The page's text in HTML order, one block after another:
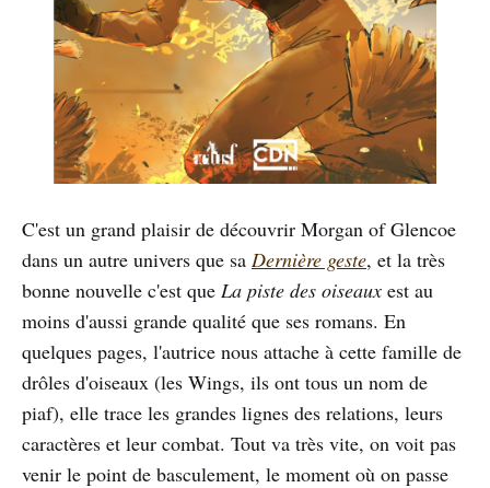
C'est un grand plaisir de découvrir Morgan of Glencoe
dans un autre univers que sa Dernière geste, et la très
bonne nouvelle c'est que La piste des oiseaux est au
moins d'aussi grande qualité que ses romans. En
quelques pages, l'autrice nous attache à cette famille de
drôles d'oiseaux (les Wings, ils ont tous un nom de
piaf), elle trace les grandes lignes des relations, leurs
caractères et leur combat. Tout va très vite, on voit pas
venir le point de basculement, le moment où on passe